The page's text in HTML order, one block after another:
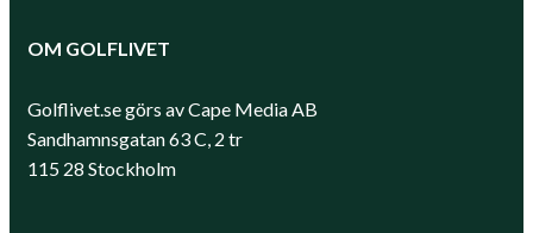
OM GOLFLIVET
Golflivet.se görs av Cape Media AB
Sandhamnsgatan 63 C, 2 tr
115 28 Stockholm